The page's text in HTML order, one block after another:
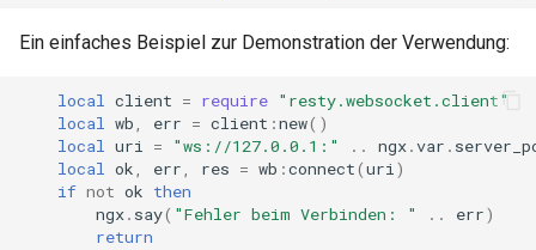
webp
Ein einfaches Beispiel zur Demonstration der Verwendung:
local client = require "resty.websocket.client"
local
wb err = client :new()
local
uri = "ws://127.0.0.1:" .. ngx.var .
local
ok err res = wb :connect(uri )
if not ok then
ngx. say( "Fehler beim Verbinden: " .. err)
return